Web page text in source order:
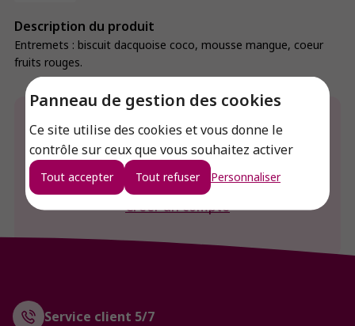
Panneau de gestion des cookies
Ce site utilise des cookies et vous donne le
contrôle sur ceux que vous souhaitez activer
Tout accepter Tout refuser Personnaliser
Description du produit
Entremets : biscuit dacquoise coco, mousse mangue, coeur
fruits rouges.
Envie de connaitre le prix de ce produit ?
Connexion
Créer un compte
Service client 5/7